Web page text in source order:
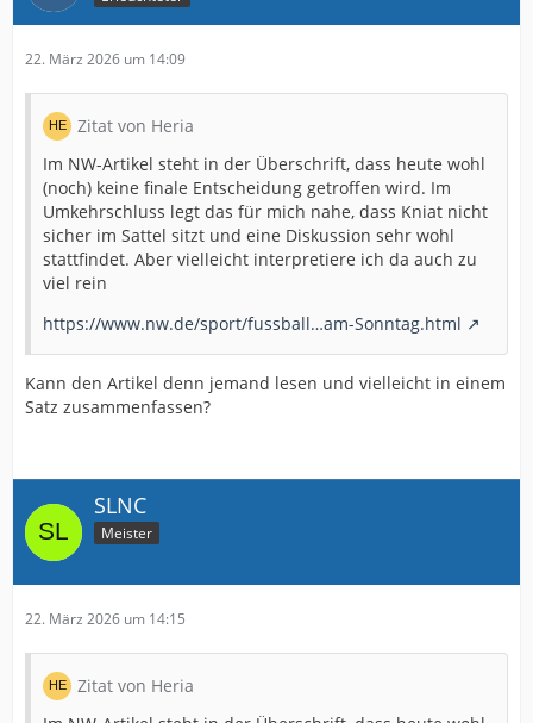
22. März 2026 um 14:09
Zitat von Heria
Im NW-Artikel steht in der Überschrift, dass heute wohl
(noch) keine finale Entscheidung getroffen wird. Im
Umkehrschluss legt das für mich nahe, dass Kniat nicht
sicher im Sattel sitzt und eine Diskussion sehr wohl
stattfindet. Aber vielleicht interpretiere ich da auch zu
viel rein
https://www.nw.de/sport/fussball…am-Sonntag.html
Kann den Artikel denn jemand lesen und vielleicht in einem
Satz zusammenfassen?
SLNC
Meister
22. März 2026 um 14:15
Zitat von Heria